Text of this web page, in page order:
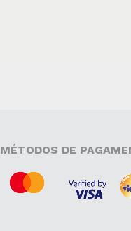
MÉTODOS DE